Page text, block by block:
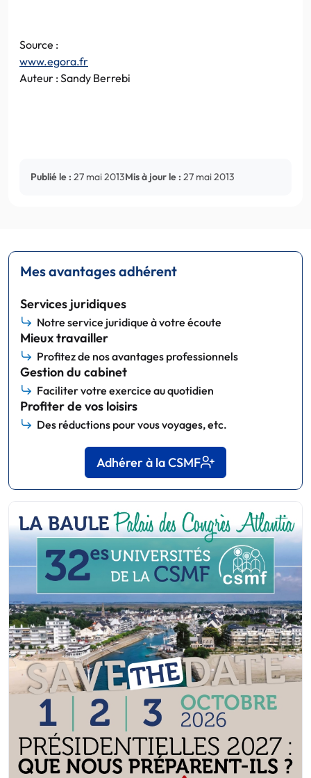
Source :
www.egora.fr
Auteur : Sandy Berrebi
Publié le : 27 mai 2013Mis à jour le : 27 mai 2013
Mes avantages adhérent
Services juridiques
Notre service juridique à votre écoute
Mieux travailler
Profitez de nos avantages professionnels
Gestion du cabinet
Faciliter votre exercice au quotidien
Profiter de vos loisirs
Des réductions pour vous voyages, etc.
Adhérer à la CSMF